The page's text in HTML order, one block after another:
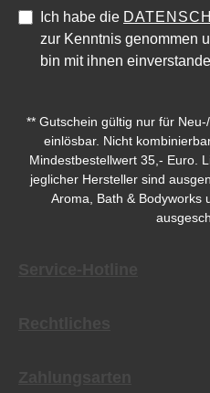
Ich habe die
zur Kenntnis genommen
bin mit ihnen
** Gutschein gültig nur für
einlösbar. Nicht
Mindestbestellwert 35,- Euro.
jeglicher Hersteller sind
Aroma, Bath & Bodyworks